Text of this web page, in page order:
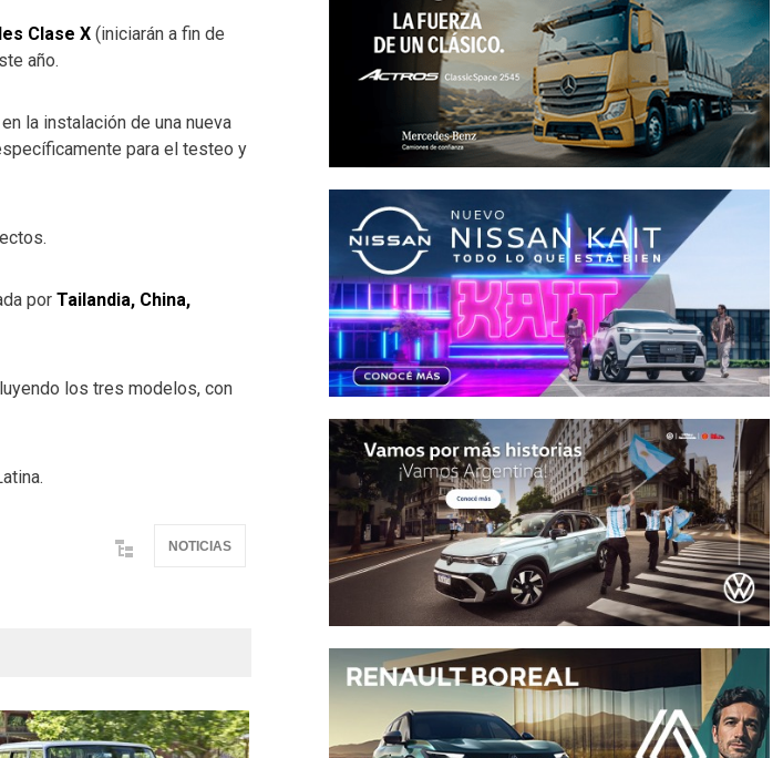
Clase X (iniciarán a fin de
año.
la instalación de una nueva
para el testeo y
por Tailandia, China,
los tres modelos, con
NOTICIAS